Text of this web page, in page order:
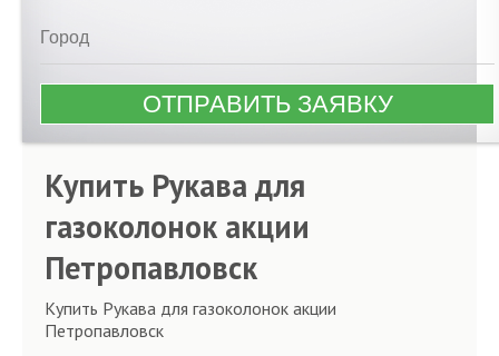
Купить Рукава для
газоколонок акции
Петропавловск
Купить Рукава для газоколонок акции
Петропавловск